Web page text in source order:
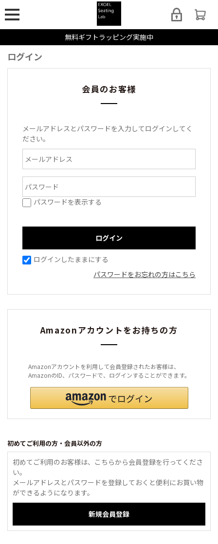
無料ギフトラッピング実施中
ログイン
会員のお客様
メールアドレスとパスワードを入力してログインしてく
ださい。
パスワードを表示する
ログインしたままにする
パスワードをお忘れの方はこちら
Amazonアカウントをお持ちの方
Amazonアカウントを利用して会員登録されたお客様は、
AmazonのID、パスワードで、ログインすることができます。
初めてご利用の方・会員以外の方
初めてご利用のお客様は、こちらから会員登録を行ってくださ
い。
メールアドレスとパスワードを登録しておくと便利にお買い物
ができるようになります。